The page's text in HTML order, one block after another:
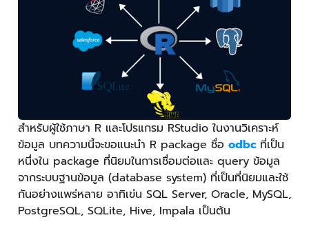
สำหรับผู้ใช้ภาษา R และโปรแกรม RStudio ในงานวิเคราะห์
ข้อมูล บทความนี้จะขอแนะนำ R package ชื่อ odbc ที่เป็น
หนึ่งใน package ที่นิยมในการเชื่อมต่อและ query ข้อมูล
จากระบบฐานข้อมูล (database system) ที่เป็นที่นิยมและใช้
กันอย่างแพร่หลาย อาทิเข่น SQL Server, Oracle, MySQL,
PostgreSQL, SQLite, Hive, Impala เป็นต้น